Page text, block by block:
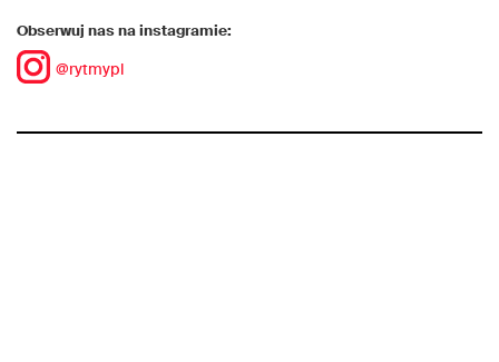
Obserwuj nas na instagramie:
@rytmypl